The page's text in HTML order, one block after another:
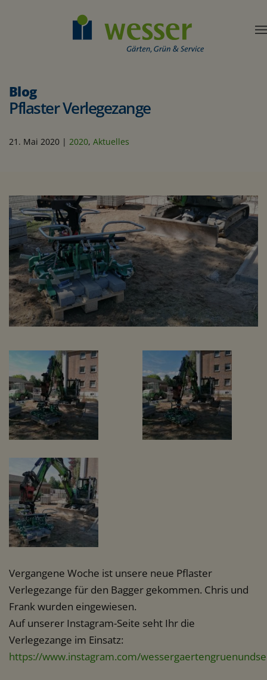
Blog
Pflaster Verlegezange
21. Mai 2020 | 2020, Aktuelles
Vergangene Woche ist unsere neue Pflaster
Verlegezange für den Bagger gekommen. Chris und
Frank wurden eingewiesen.
Auf unserer Instagram-Seite seht Ihr die
Verlegezange im Einsatz:
https://www.instagram.com/